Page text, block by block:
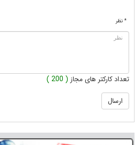
* نظر
تعداد کارکتر های مجاز ( 200 )